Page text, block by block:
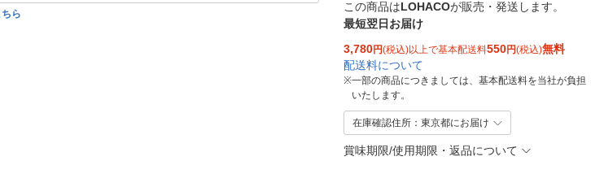
ら
この商品はLOHACOが販売・発送します。
最短翌日お届け
3,780円(税込)以上で基本配送料550円(税込)無料
配送料について
※一部の商品につきましては、基本配送料を当社が負担
いたします。
在庫確認住所：東京都にお届け
賞味期限/使用期限・返品について